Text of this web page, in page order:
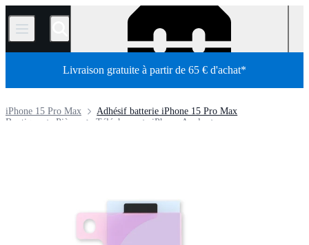
/
Livraison gratuite à partir de 65 € d'achat*
Adhésif batterie iPhone 15 Pro Max
iPhone 15 Pro Max
iPhone Apple
Téléphone
Pièces
Boutique